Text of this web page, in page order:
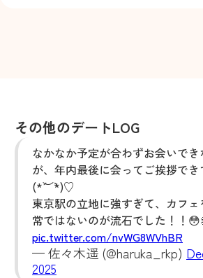
その他のデートLOG
なかなか予定が合わずお会いで
が、年内最後に会ってご挨拶で
(*´︶`*)♡
東京駅の立地に強すぎて、カフ
常ではないのが流石でした！！
pic.twitter.com/nvWG8WVhBR
— 佐々木遥 (@haruka_rkp)
2025